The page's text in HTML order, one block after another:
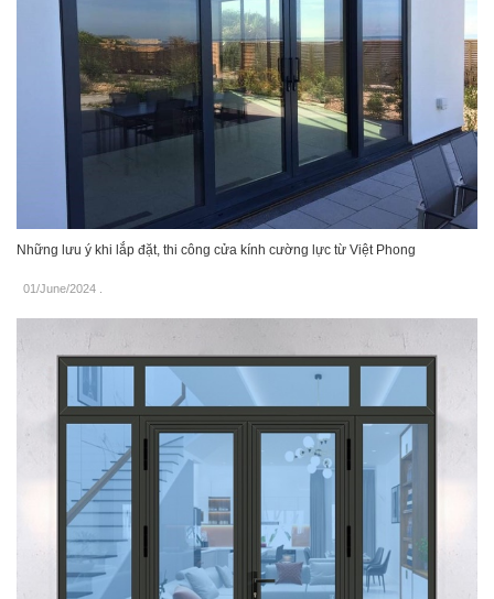
Những lưu ý khi lắp đặt, thi công cửa kính cường lực từ Việt Phong
01/June/2024